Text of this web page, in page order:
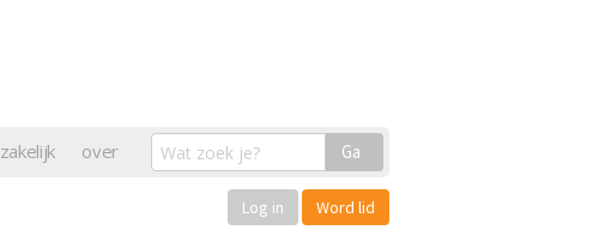
zakelijk over Ga
Log in Word lid